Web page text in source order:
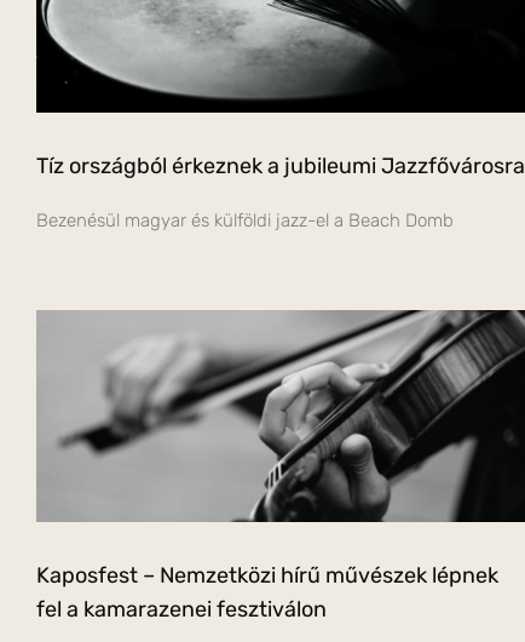
Tíz országból érkeznek a jubileumi Jazzfővárosra
Bezenésül magyar és külföldi jazz-el a Beach Domb
Kaposfest – Nemzetközi hírű művészek lépnek
fel a kamarazenei fesztiválon